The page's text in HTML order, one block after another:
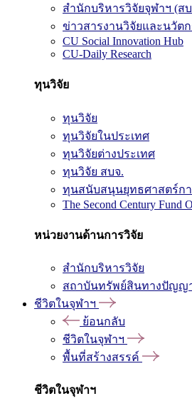
สำนักบริหารวิจัยจุฬาฯ (ส
ข่าวสารงานวิจัยและนวัต
CU Social Innovation Hub
CU-Daily Research
ทุนวิจัย
ทุนวิจัย
ทุนวิจัยในประเทศ
ทุนวิจัยต่างประเทศ
ทุนวิจัย สบจ.
ทุนสนับสนุนยุทธศาสตร์กา
The Second Century Fund
หน่วยงานด้านการวิจัย
สำนักบริหารวิจัย
สถาบันทรัพย์สินทางปัญญ
ชีวิตในจุฬาฯ
ย้อนกลับ
ชีวิตในจุฬาฯ
พื้นที่สร้างสรรค์
ชีวิตในจุฬาฯ